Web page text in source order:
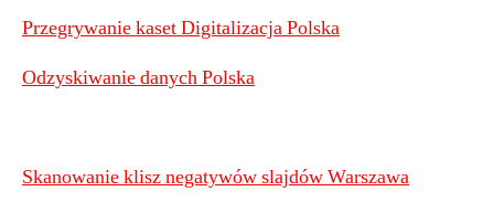
Przegrywanie kaset Digitalizacja Polska
Odzyskiwanie danych Polska
Skanowanie klisz negatywów slajdów Warszawa